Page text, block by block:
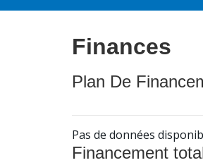
Finances
Plan De
Pas de données
Financement